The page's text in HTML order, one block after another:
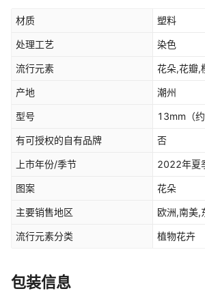
材质 塑料
处理工艺 染色
流行元素 花朵,花瓣,
产地 潮州
型号 13mm（
有可授权的自有品牌 否
上市年份/季节 2022年夏
图案 花朵
主要销售地区 欧洲,南美,
流行元素分类 植物花卉
包装信息